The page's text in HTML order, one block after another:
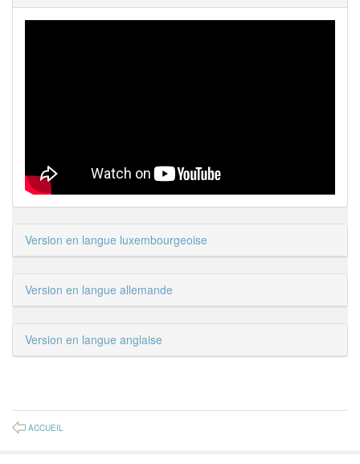
Version en langue luxembourgeoise
Version en langue allemande
Version en langue anglaise
ACCUEIL